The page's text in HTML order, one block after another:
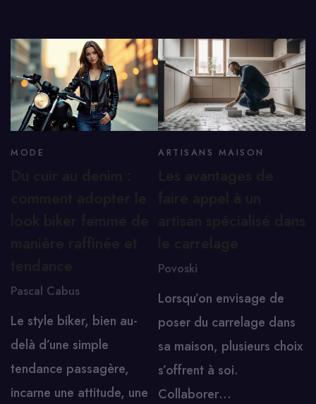
MODE
Pascal Cabus
Le style biker, bien au-
delà d’une simple
tendance passagère,
incarne une attitude, une
ARTISANS MAISON
Povoski
Lorsqu’on envisage de
poser du carrelage dans
sa maison, plusieurs choix
s’offrent à soi.
Collaborer…